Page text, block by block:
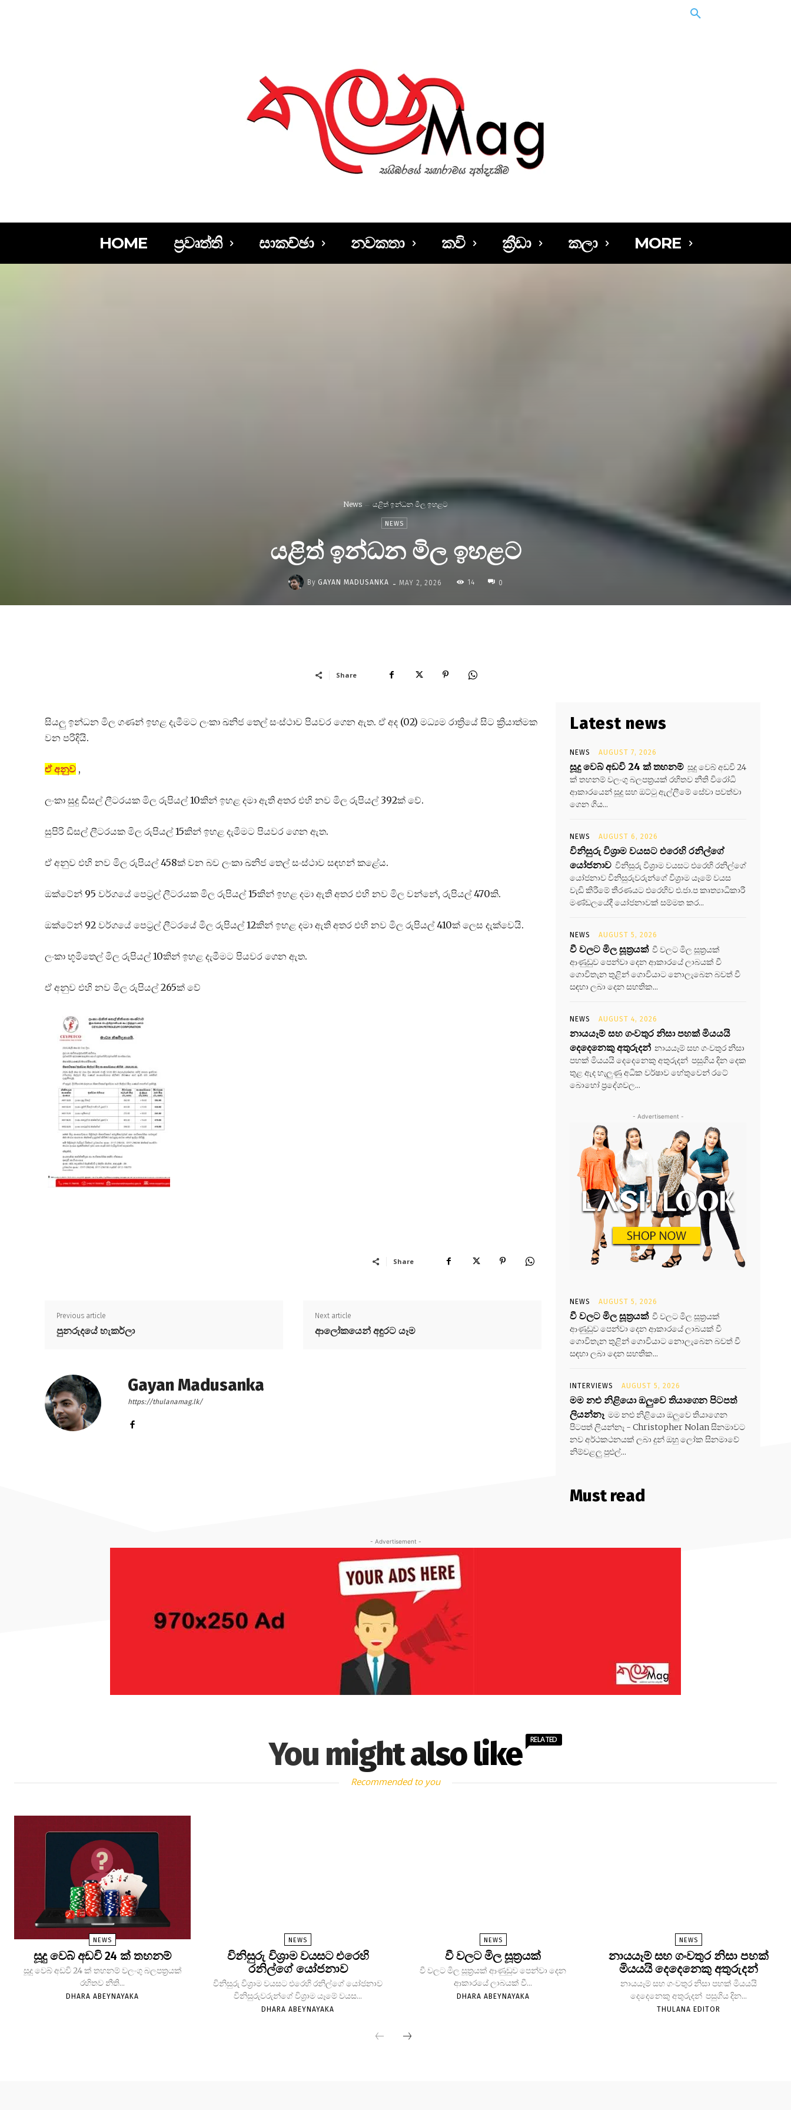
HOME ප්‍රවෘත්ති සාකච්ඡා නවකතා කවි ක්‍රීඩා කලා MORE
News යළිත් ඉන්ධන මිල ඉහළට
NEWS
යළිත් ඉන්ධන මිල ඉහළට
By GAYAN MADUSANKA - MAY 2, 2026 14 0
Share
සියලු ඉන්ධන මිල ගණන් ඉහළ දැමීමට ලංකා ඛනිජ තෙල් සංස්ථාව පියවර ගෙන ඇත. ඒ අද (02) මධ්‍යම රාත්‍රියේ සිට ක්‍රියාත්මක
වන පරිදියි.
ඒ අනුව ,
ලංකා සුදු ඩීසල් ලීටරයක මිල රුපියල් 10කින් ඉහළ දමා ඇති අතර එහි නව මිල රුපියල් 392ක් වේ.
සුපිරි ඩීසල් ලීටරයක මිල රුපියල් 15කින් ඉහළ දැමීමට පියවර ගෙන ඇත.
ඒ අනුව එහි නව මිල රුපියල් 458ක් වන බව ලංකා ඛනිජ තෙල් සංස්ථාව සඳහන් කළේය.
ඔක්ටේන් 95 වර්ගයේ පෙට්‍රල් ලීටරයක මිල රුපියල් 15කින් ඉහළ දමා ඇති අතර එහි නව මිල වන්නේ, රුපියල් ‍470කි.
ඔක්ටේන් 92 වර්ගයේ පෙට්‍රල් ලීටරයේ මිල රුපියල් 12කින් ඉහළ දමා ඇති අතර එහි නව මිල රුපියල් 410ක් ලෙස දැක්වෙයි.
ලංකා භූමිතෙල් මිල රුපියල් 10කින් ඉහළ දැමීමට පියවර ගෙන ඇත.
ඒ අනුව එහි නව මිල රුපියල් 265ක් වේ
Share
Previous article
පුනරුදයේ හැකර්ලා
Next article
ආලෝකයෙන් අඳුරට යෑම
Gayan Madusanka
https://thulanamag.lk/
Latest news
NEWS AUGUST 7, 2026
සූදු වෙබ් අඩවි 24 ක් තහනම් සූදු වෙබ් අඩවි 24
ක් තහනම් වලංගු බලපත්‍රයක් රහිතව නීති විරෝධි
ආකාරයෙන් සූදු සහ ඔට්ටු ඇල්ලීමේ සේවා පවත්වා
ගෙන ගිය...
NEWS AUGUST 6, 2026
විනිසුරු විශ්‍රාම වයසට එරෙහි රනිල්ගේ
යෝජනාව විනිසුරු විශ්‍රාම වයසට එරෙහි රනිල්ගේ
යෝජනාව විනිසුරුවරුන්ගේ විශ්‍රාම යෑමේ වයස
වැඩි කිරීමේ තීරණයට එරෙහිව එ.ජා.ප කෘත්‍යාධිකාරී
මණ්ඩලයේදී යෝජනාවක් සම්මත කර...
NEWS AUGUST 5, 2026
වී වලට මිල සූත්‍රයක් වී වලට මිල සූත්‍රයක්
ආණුඩුව පෙන්වා දෙන ආකාරයේ ලාබයක් වී
ගොවිතැන තුළින් ගොවියාට නොලැබෙන බවත් වී
සඳහා ලබා දෙන සහතික...
NEWS AUGUST 4, 2026
නායයෑම් සහ ගංවතුර නිසා පහක් මියයයි
දෙදෙනෙකු අතුරුදන් නායයෑම් සහ ගංවතුර නිසා
පහක් මියයයි දෙදෙනෙකු අතුරුදන් පසුගිය දින දෙක
තුළ ඇද හැලුණු අධික වර්ෂාව හේතුවෙන් රටේ
බොහෝ ප්‍රදේශවල...
- Advertisement -
NEWS AUGUST 5, 2026
වී වලට මිල සූත්‍රයක් වී වලට මිල සූත්‍රයක්
ආණුඩුව පෙන්වා දෙන ආකාරයේ ලාබයක් වී
ගොවිතැන තුළින් ගොවියාට නොලැබෙන බවත් වී
සඳහා ලබා දෙන සහතික...
INTERVIEWS AUGUST 5, 2026
මම නළු නිළියො ඔලුවෙ තියාගෙන පිටපත්
ලියන්නෑ මම නළු නිළියො ඔලුවෙ තියාගෙන
පිටපත් ලියන්නෑ - Christopher Nolan සිනමාවට
නව අර්ථකථනයක් ලබා දුන් ඔහු ලෝක සිනමාවේ
නිම්වළලු පුළුල්...
Must read
- Advertisement -
You might also like RELATED
Recommended to you
NEWS
සූදු වෙබ් අඩවි 24 ක් තහනම්
සූදු වෙබ් අඩවි 24 ක් තහනම් වලංගු බලපත්‍රයක්
රහිතව නීති...
DHARA ABEYNAYAKA
NEWS
විනිසුරු විශ්‍රාම වයසට එරෙහි
රනිල්ගේ යෝජනාව
විනිසුරු විශ්‍රාම වයසට එරෙහි රනිල්ගේ යෝජනාව
විනිසුරුවරුන්ගේ විශ්‍රාම යෑමේ වයස...
DHARA ABEYNAYAKA
NEWS
වී වලට මිල සූත්‍රයක්
වී වලට මිල සූත්‍රයක් ආණුඩුව පෙන්වා දෙන
ආකාරයේ ලාබයක් වී...
DHARA ABEYNAYAKA
NEWS
නායයෑම් සහ ගංවතුර නිසා පහක්
මියයයි දෙදෙනෙකු අතුරුදන්
නායයෑම් සහ ගංවතුර නිසා පහක් මියයයි
දෙදෙනෙකු අතුරුදන් පසුගිය දින...
THULANA EDITOR